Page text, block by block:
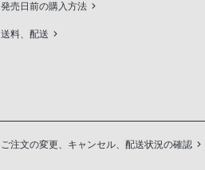
発売日前の購入方法
送料、配送
ご注文の変更、キャンセル、配送状況の確認